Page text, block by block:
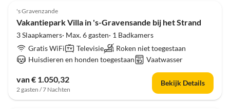
's Gravenzande
Vakantiepark Villa in 's-Gravensande bij het Strand
3 Slaapkamers· Max. 6 gasten· 1 Badkamers
Gratis WiFi
Televisie
Roken niet toegestaan
Huisdieren en honden toegestaan
Vaatwasser
van € 1.050,32
2 gasten / 7 Nachten
Bekijk Details
4.0 (39)